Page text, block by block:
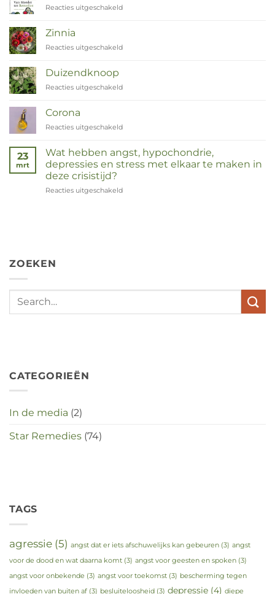
Reacties uitgeschakeld
Zinnia
Reacties uitgeschakeld
Duizendknoop
Reacties uitgeschakeld
Corona
Reacties uitgeschakeld
23
mrt
Wat hebben angst, hypochondrie,
depressies en stress met elkaar te maken in
deze crisistijd?
Reacties uitgeschakeld
in
ZOEKEN
CATEGORIEËN
In de media (2)
Star Remedies (74)
TAGS
agressie (5) angst dat er iets afschuwelijks kan gebeuren (3) angst
voor de dood en wat daarna komt (3) angst voor geesten en spoken (3)
angst voor onbekende (3) angst voor toekomst (3) bescherming tegen
invloeden van buiten af (3) besluiteloosheid (3) depressie (4) diepe